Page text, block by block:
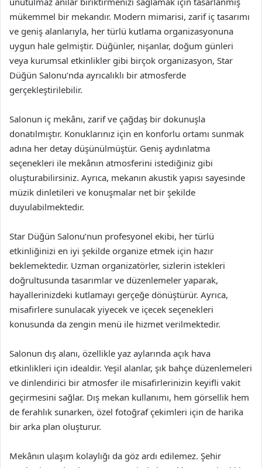
mükemmel bir mekandır. Modern mimarisi, zarif iç tasarımı
ve geniş alanlarıyla, her türlü kutlama organizasyonuna
uygun hale gelmiştir. Düğünler, nişanlar, doğum günleri
veya kurumsal etkinlikler gibi birçok organizasyon, Star
Düğün Salonu’nda ayrıcalıklı bir atmosferde
gerçekleştirilebilir.
Salonun iç mekânı, zarif ve çağdaş bir dokunuşla
donatılmıştır. Konuklarınız için en konforlu ortamı sunmak
adına her detay düşünülmüştür. Geniş aydınlatma
seçenekleri ile mekânın atmosferini istediğiniz gibi
oluşturabilirsiniz. Ayrıca, mekanın akustik yapısı sayesinde
müzik dinletileri ve konuşmalar net bir şekilde
duyulabilmektedir.
Star Düğün Salonu’nun profesyonel ekibi, her türlü
etkinliğinizi en iyi şekilde organize etmek için hazır
beklemektedir. Uzman organizatörler, sizlerin istekleri
doğrultusunda tasarımlar ve düzenlemeler yaparak,
hayallerinizdeki kutlamayı gerçeğe dönüştürür. Ayrıca,
misafirlere sunulacak yiyecek ve içecek seçenekleri
konusunda da zengin menü ile hizmet verilmektedir.
Salonun dış alanı, özellikle yaz aylarında açık hava
etkinlikleri için idealdir. Yeşil alanlar, şık bahçe düzenlemeleri
ve dinlendirici bir atmosfer ile misafirlerinizin keyifli vakit
geçirmesini sağlar. Dış mekan kullanımı, hem görsellik hem
de ferahlık sunarken, özel fotoğraf çekimleri için de harika
bir arka plan oluşturur.
Mekânın ulaşım kolaylığı da göz ardı edilemez. Şehir